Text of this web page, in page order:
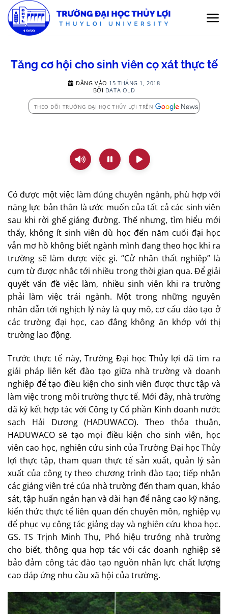
qua
nội
Tăng cơ hội cho sinh viên cọ xát thực tế
ĐĂNG VÀO 15 THÁNG 1, 2018
BỞI DATA OLD
THEO DÕI TRƯỜNG ĐẠI HỌC THỦY LỢI TRÊN
Có được một việc làm đúng chuyên ngành, phù hợp với
năng lực bản thân là ước muốn của tất cả các sinh viên
sau khi rời ghế giảng đường. Thế nhưng, tìm hiểu mới
thấy, không ít sinh viên dù học đến năm cuối đại học
vẫn mơ hồ không biết ngành mình đang theo học khi ra
trường sẽ làm được việc gì. “Cử nhân thất nghiệp” là
cụm từ được nhắc tới nhiều trong thời gian qua. Để giải
quyết vấn đề việc làm, nhiều sinh viên khi ra trường
phải làm việc trái ngành. Một trong những nguyên
nhân dẫn tới nghịch lý này là quy mô, cơ cấu đào tạo ở
các trường đại học, cao đẳng không ăn khớp với thị
trường lao động.
Trước thực tế này, Trường Đại học Thủy lợi đã tìm ra
giải pháp liên kết đào tạo giữa nhà trường và doanh
nghiệp để tạo điều kiện cho sinh viên được thực tập và
làm việc trong môi trường thực tế. Mới đây, nhà trường
đã ký kết hợp tác với Công ty Cổ phần Kinh doanh nước
sạch Hải Dương (HADUWACO). Theo thỏa thuận,
HADUWACO sẽ tạo mọi điều kiện cho sinh viên, học
viên cao học, nghiên cứu sinh của Trường Đại học Thủy
lợi thực tập, tham quan thực tế sản xuất, quản lý sản
xuất của công ty theo chương trình đào tạo; tiếp nhận
các giảng viên trẻ của nhà trường đến tham quan, khảo
sát, tập huấn ngắn hạn và dài hạn để nâng cao kỹ năng,
kiến thức thực tế liên quan đến chuyên môn, nghiệp vụ
để phục vụ công tác giảng dạy và nghiên cứu khoa học.
GS. TS Trịnh Minh Thụ, Phó hiệu trưởng nhà trường
cho biết, thông qua hợp tác với các doanh nghiệp sẽ
bảo đảm công tác đào tạo nguồn nhân lực chất lượng
cao đáp ứng nhu cầu xã hội của trường.